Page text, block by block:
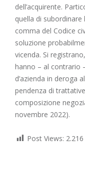
dell’acquirente.
quella di subordinare
comma del Codice
soluzione
vicenda. Si
hanno – al contrario
d’azienda in deroga
pendenza di
composizione
novembre 2022).
Post Views: 2.216